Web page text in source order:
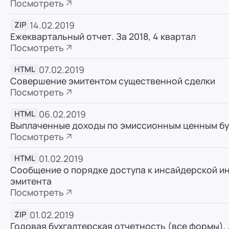
ООО "ПР-Лизинг"
РоссияБарнаул
8 (800) 250-25-31 (вн. 220)mail@pr-liz.ru
ООО "ПР-Лизинг"
РоссияКемерово
8 (800) 250-25-31 (вн. 129)mail@pr-liz.ru8
ООО "ПР-Лизинг"
РоссияКрасноярск
8 (800) 250-25-31 (вн. 240)mail@pr-liz.ru8
ООО "ПР-Лизинг"
РоссияИркутск
8 (800) 250-25-31 (вн. 153)
mail@pr-liz.ru
ООО "ПР-Лизинг"
РоссияРязаньул. Есенина, 1Б
8 (800) 250-25-31 (вн. 153)mail@pr-liz.ru8
Посмотреть
ZIP 14.02.2019
Ежеквартальный отчет. За 2018, 4 квартал
Посмотреть
HTML 07.02.2019
Совершение эмитентом существенной сделки
Посмотреть
HTML 06.02.2019
Выплаченные доходы по эмиссионным ценным
Посмотреть
HTML 01.02.2019
Сообщение о порядке доступа к инсайдерской
эмитента
Посмотреть
ZIP 01.02.2019
Годовая бухгалтерская отчетность (все формы).